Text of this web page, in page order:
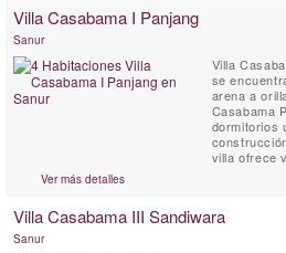
privada de
Villa Casabama I Panjang
Sanur
Villa
se
arena a
Casabama
dormitorios
villa ofrece
cercano.
encuentra
Ver más detalles
Villa Casabama III Sandiwara
Sanur